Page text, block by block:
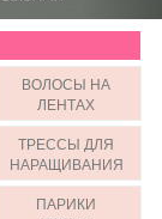
ВОЛОСЫ НА
ЛЕНТАХ
ТРЕССЫ ДЛЯ
НАРАЩИВАНИЯ
ПАРИКИ